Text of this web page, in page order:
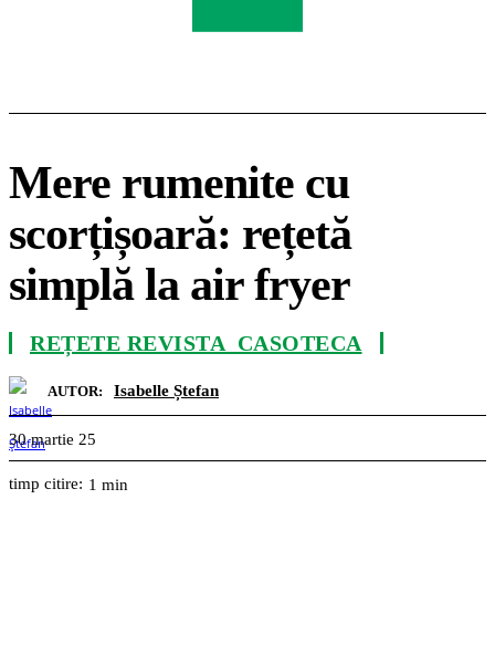
Mere rumenite cu
scorțișoară: rețetă
simplă la air fryer
REȚETE REVISTA_CASOTECA
AUTOR: Isabelle Ștefan
30 martie 25
timp citire: 1 min